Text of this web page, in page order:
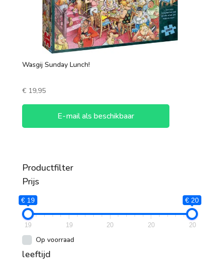
Wasgij Sunday Lunch!
€19,95
E-mail als beschikbaar
Productfilter
Prijs
€ 19 € 20
19 19 20 20 20
Op voorraad
leeftijd